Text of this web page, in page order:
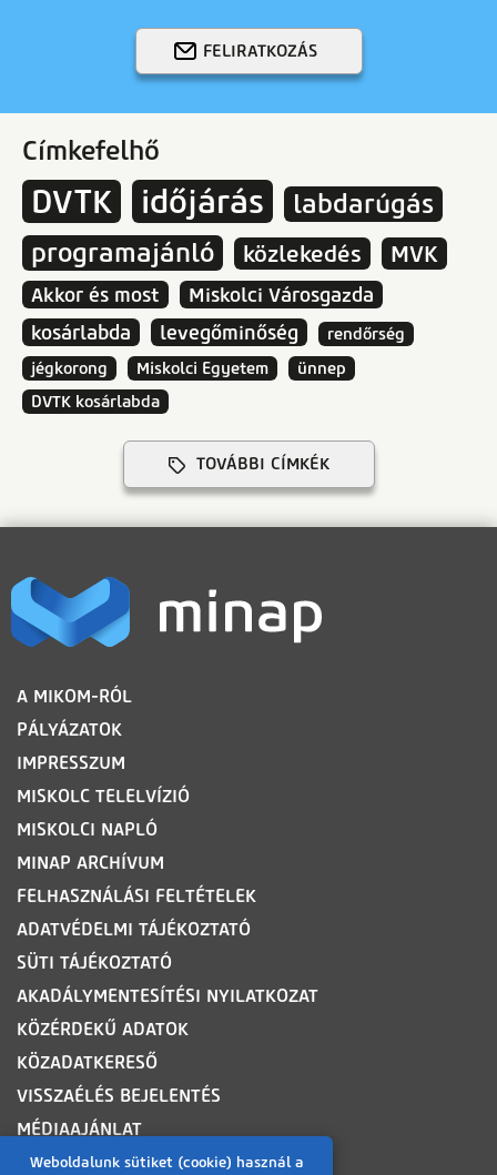
Weboldalunk sütiket (cookie) használ a
FELIRATKOZÁS
Címkefelhő
DVTK időjárás
labdarúgás
programajánló
közlekedés MVK
Akkor és most
Miskolci Városgazda
kosárlabda
levegőminőség
rendőrség
jégkorong
Miskolci Egyetem
ünnep
DVTK kosárlabda
TOVÁBBI CÍMKÉK
LÁBLÉC
A MIKOM-RÓL
PÁLYÁZATOK
IMPRESSZUM
MISKOLC TELELVÍZIÓ
MISKOLCI NAPLÓ
MINAP ARCHÍVUM
FELHASZNÁLÁSI FELTÉTELEK
ADATVÉDELMI TÁJÉKOZTATÓ
SÜTI TÁJÉKOZTATÓ
AKADÁLYMENTESÍTÉSI NYILATKOZAT
KÖZÉRDEKŰ ADATOK
KÖZADATKERESŐ
VISSZAÉLÉS BEJELENTÉS
MÉDIAAJÁNLAT
OLDALTÉRKÉP